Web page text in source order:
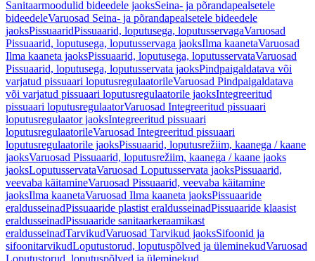
Sanitaarmoodulid bideedele jaoksSeina- ja põrandapealsetele
bideedeleVaruosad Seina- ja põrandapealsetele bideedele
jaoksPissuaaridPissuaarid, loputusega, loputusservagaVaruosad
Pissuaarid, loputusega, loputusservaga jaoksIlma kaanetaVaruosad
Ilma kaaneta jaoksPissuaarid, loputusega, loputusservataVaruosad
Pissuaarid, loputusega, loputusservata jaoksPindpaigaldatava või
varjatud pissuaari loputusregulaatorileVaruosad Pindpaigaldatava
või varjatud pissuaari loputusregulaatorile jaoksIntegreeritud
pissuaari loputusregulaatorVaruosad Integreeritud pissuaari
loputusregulaator jaoksIntegreeritud pissuaari
loputusregulaatorileVaruosad Integreeritud pissuaari
loputusregulaatorile jaoksPissuaarid, loputusrežiim, kaanega / kaane
jaoksVaruosad Pissuaarid, loputusrežiim, kaanega / kaane jaoks
jaoksLoputusservataVaruosad Loputusservata jaoksPissuaarid,
veevaba käitamineVaruosad Pissuaarid, veevaba käitamine
jaoksIlma kaanetaVaruosad Ilma kaaneta jaoksPissuaaride
eraldusseinadPissuaaride plastist eraldusseinadPissuaaride klaasist
eraldusseinadPissuaaride sanitaarkeraamikast
eraldusseinadTarvikudVaruosad Tarvikud jaoksSifoonid ja
sifoonitarvikudLoputustorud, loputuspõlved ja üleminekudVaruosad
Loputustorud, loputuspõlved ja üleminekud